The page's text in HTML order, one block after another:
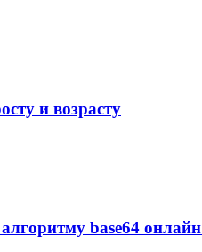
и возрасту
base64